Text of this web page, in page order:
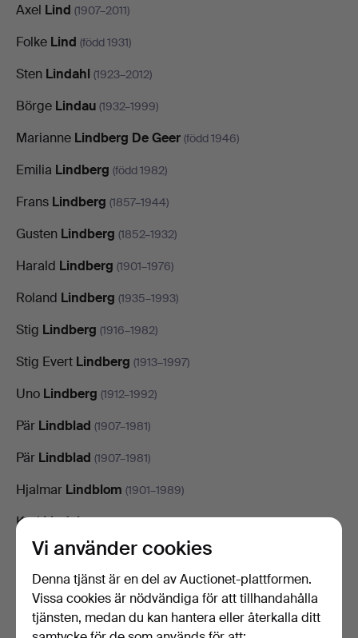
Axel Lind (1907–2011)
Folke Lind (född 1931)
Sten Lindahl (1923–2012)
Börge Lindau (1932–1999)
Marianne Lindberg De Geer (född 1946)
Emilia Lindberg (född 1982)
Frans Lindberg (1857–1944)
Gusten Lindberg (1852–1932)
Harald Lindberg (1901–1976)
Roland Lindberg (1935–1993)
Stig Lindberg (1916–1982)
Stig Evert Lindberg (1913–1997)
Uno Lindberg (1912–1992)
Pär Lindblad (1907–1981)
Pär Lindblad (1907–1981)
Hjalmar Lindblom (1901–1989)
KarlLindeberg (1877–1931)
BoLindekrantz (1932–2020)
LageLindell (1920–1980)
LenaLinderholm (född 1947)
Vi använder cookies
Denna tjänst är en del av Auctionet-plattformen.
Vissa cookies är nödvändiga för att tillhandahålla
tjänsten, medan du kan hantera eller återkalla ditt